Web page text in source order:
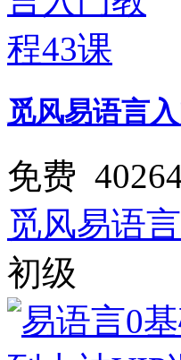
觅风易语言
免费
觅风易语
初级